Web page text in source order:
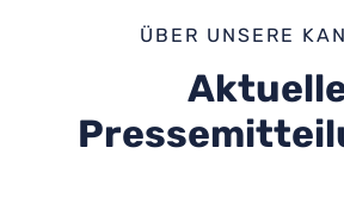
ÜBER UNSERE